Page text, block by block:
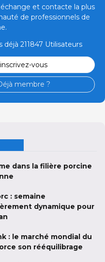
et contacte la plus
de professionnels de
déjà 211847 Utilisateurs
inscrivez-vous
membre ?
dans la filière porcine
: semaine
dynamique pour
: le marché mondial du
son rééquilibrage